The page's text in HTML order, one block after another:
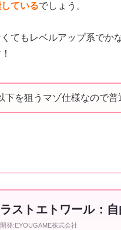
ているでしょう。
てもレベルアップ系でか
下を狙うマゾ仕様なので普
ラストエトワール：
開発:EYOUGAME株式会社